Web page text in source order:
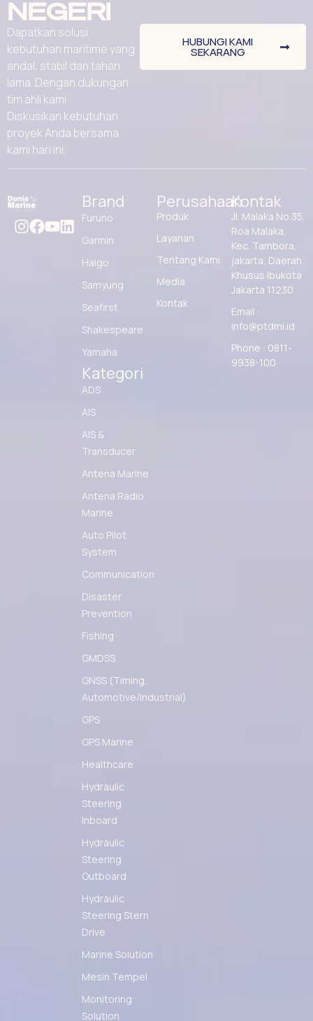
NEGERI
Dapatkan solusi
kebutuhan maritime yang
andal, stabil dan tahan
lama. Dengan dukungan
tim ahli kami
Diskusikan kebutuhan
proyek Anda bersama
kami hari ini.
HUBUNGI KAMI
SEKARANG
Brand
Furuno
Garmin
Haigo
Samyung
Seafirst
Shakespeare
Yamaha
Kategori
ADS
AIS
AIS &
Transducer
Antena Marine
Antena Radio
Marine
Auto Pilot
System
Communication
Disaster
Prevention
Fishing
GMDSS
GNSS (Timing,
Automotive/Industrial)
GPS
GPS Marine
Healthcare
Hydraulic
Steering
Inboard
Hydraulic
Steering
Outboard
Hydraulic
Steering Stern
Drive
Marine Solution
Mesin Tempel
Monitoring
Solution
Perusahaan
Produk
Layanan
Tentang Kami
Media
Kontak
Kontak
Jl. Malaka No.35,
Roa Malaka,
Kec. Tambora,
jakarta, Daerah
Khusus Ibukota
Jakarta 11230
Email :
info@ptdmi.id
Phone : 0811-
9938-100